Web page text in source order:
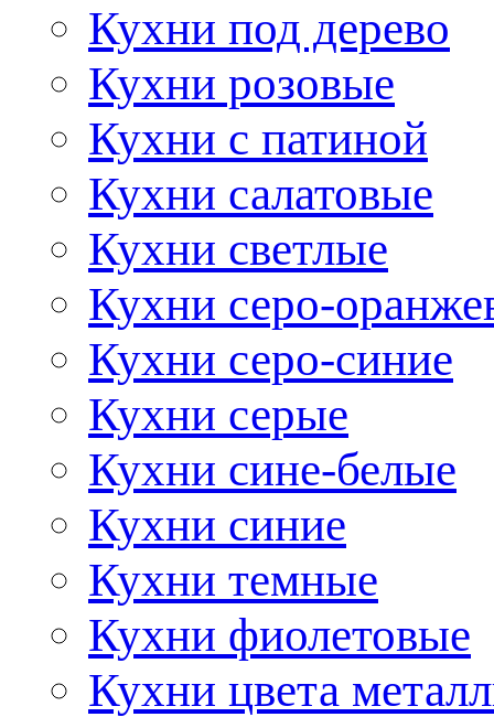
Кухни под дерево
Кухни розовые
Кухни с патиной
Кухни салатовые
Кухни светлые
Кухни серо-
Кухни серо-синие
Кухни серые
Кухни сине-белые
Кухни синие
Кухни темные
Кухни фиолетовые
Кухни цвета